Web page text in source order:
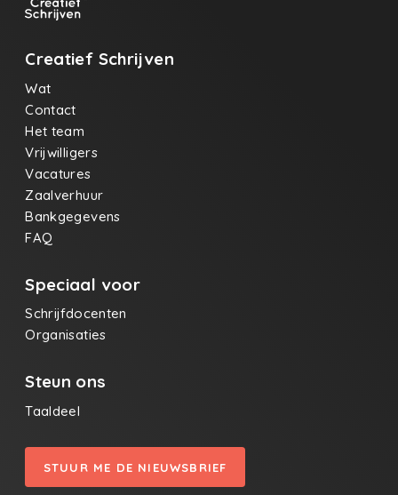
Creatief Schrijven
Wat
Contact
Het team
Vrijwilligers
Vacatures
Zaalverhuur
Bankgegevens
FAQ
Speciaal voor
Schrijfdocenten
Organisaties
Steun ons
Taaldeel
STUUR ME DE NIEUWSBRIEF